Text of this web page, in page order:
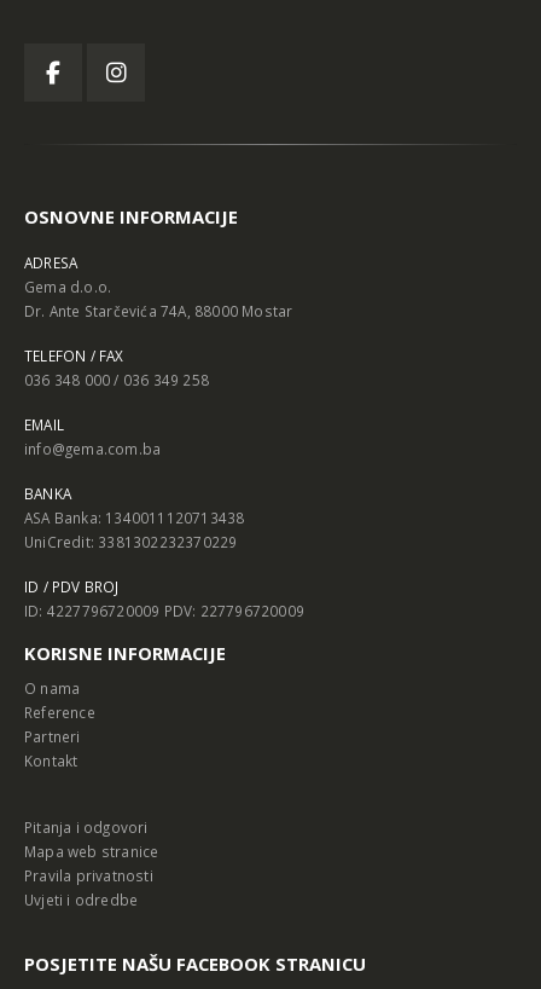
OSNOVNE INFORMACIJE
ADRESA
Gema d.o.o.
Dr. Ante Starčevića 74A, 88000 Mostar
TELEFON / FAX
036 348 000 / 036 349 258
EMAIL
info@gema.com.ba
BANKA
ASA Banka: 1340011120713438
UniCredit: 3381302232370229
ID / PDV BROJ
ID: 4227796720009 PDV: 227796720009
KORISNE INFORMACIJE
O nama
Reference
Partneri
Kontakt
Pitanja i odgovori
Mapa web stranice
Pravila privatnosti
Uvjeti i odredbe
POSJETITE NAŠU FACEBOOK STRANICU